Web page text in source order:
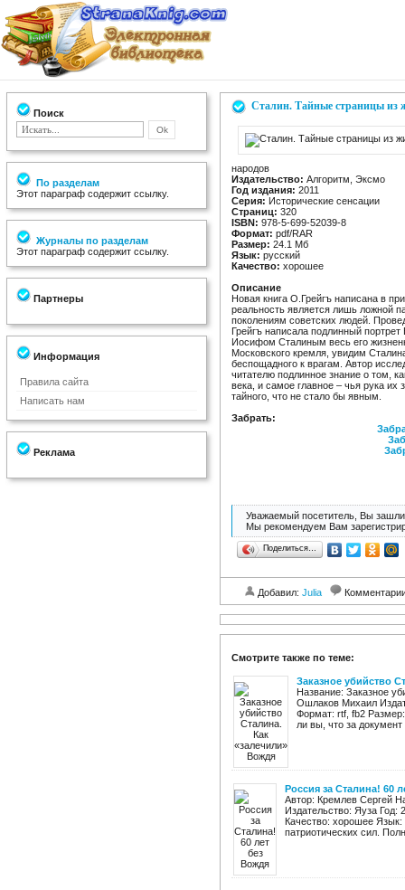
Поиск
По разделам
Этот параграф содержит ссылку.
Журналы по разделам
Этот параграф содержит ссылку.
Партнеры
Информация
Правила сайта
Написать нам
Реклама
Сталин. Тайные страницы из
народов
Издательство: Алгоритм, Эксмо
Год издания: 2011
Серия: Исторические сенсации
Страниц: 320
ISBN: 978-5-699-52039-8
Формат: pdf/RAR
Размер: 24.1 Мб
Язык: русский
Качество: хорошее
Описание
Новая книга О.Грейгъ написана в
реальность является лишь ложной
поколениям советских людей.
Грейгъ написала подлинный
Иосифом Сталиным весь его
Московского кремля, увидим
беспощадного к врагам. Автор
читателю подлинное знание о том,
века, и самое главное – чья рука их
тайного, что не стало бы явным.
Забрать:
Уважаемый посетитель, Вы зашли
Мы рекомендуем Вам
Поделиться…
Добавил: Julia
Смотрите также по теме:
Заказное убийство
Название: Заказное
Ошлаков Михаил
Формат: rtf, fb2
ли вы, что за
Россия за Сталина! 60
Автор: Кремлев Сергей
Издательство: Яуза
Качество: хорошее Язык:
патриотических сил.